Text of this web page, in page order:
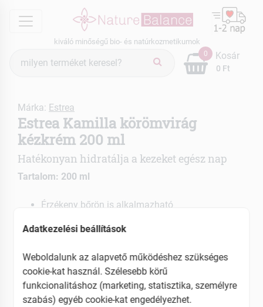
menu
kiváló minőségű bio- és natúrkozmetikumok
keresés
0
0 Ft
Kosár
Márka: Estrea
Estrea Kamilla körömvirág
kézkrém 200 ml
Hatékonyan hidratálja a kezeket egész nap
Tartalom: 200 ml
Érzékeny bőrön is alkalmazható
Adatkezelési beállítások
Weboldalunk az alapvető működéshez szükséges
cookie-kat használ. Szélesebb körű
funkcionalitáshoz (marketing, statisztika, személyre
szabás) egyéb cookie-kat engedélyezhet.